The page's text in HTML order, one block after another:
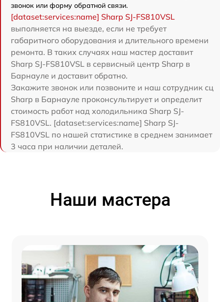
звонок или форму обратной связи.
[dataset:services:name] Sharp SJ-FS810VSL
выполняется на выезде, если не требует
габаритного оборудования и длительного времени
ремонта. В таких случаях наш мастер доставит
Sharp SJ-FS810VSL в сервисный центр Sharp в
Барнауле и доставит обратно.
Закажите звонок или позвоните и наш сотрудник сц
Sharp в Барнауле проконсультирует и определит
стоимость работ над холодильника Sharp SJ-
FS810VSL. [dataset:services:name] Sharp SJ-
FS810VSL по нашей статистике в среднем занимает
3 часа при наличии деталей.
Наши мастера